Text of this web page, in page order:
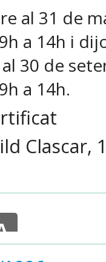
al 31 de
a 14h i
30 de
a 14h.
Clascar,